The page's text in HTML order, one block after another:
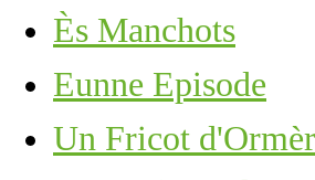
Ès Manchots
Eunne Episode
Un Fricot